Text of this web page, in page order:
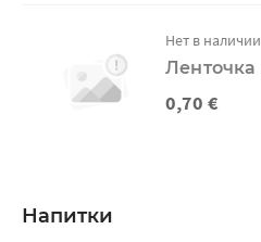
Ленточка
0,70 €
Нет в наличии
Напитки